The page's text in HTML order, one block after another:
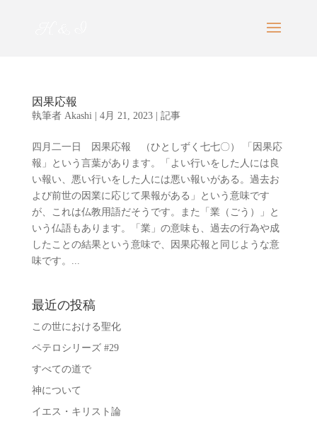
因果応報
執筆者 Akashi| 4月 21, 2023| 記事
四月二一日 因果応報 （ひとしずく七七〇） 「因果応
報」という言葉があります。「よい行いをした人には良
い報い、悪い行いをした人には悪い報いがある。過去お
よび前世の因業に応じて果報がある」という意味です
が、これは仏教用語だそうです。また「業（ごう）」と
いう仏語もあります。「業」の意味も、過去の行為や成
したことの結果という意味で、因果応報と同じような意
味です。...
最近の投稿
この世における聖化
ペテロシリーズ #29
すべての道で
神について
イエス・キリスト論